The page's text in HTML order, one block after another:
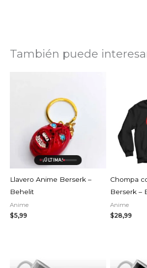
También puede
¡ÚLTIMA!
Llavero Anime Berserk –
Behelit
Anime
$5,99
Chompa
Berserk –
Anime
$28,99